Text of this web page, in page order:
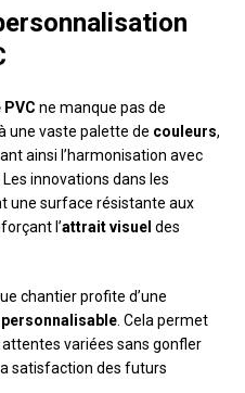
ne manque pas de
une vaste palette de couleurs,
ainsi l’harmonisation avec
innovations dans les
une surface résistante aux
l’attrait visuel des
chantier profite d’une
personnalisable . Cela permet
variées sans gonfler
satisfaction des futurs